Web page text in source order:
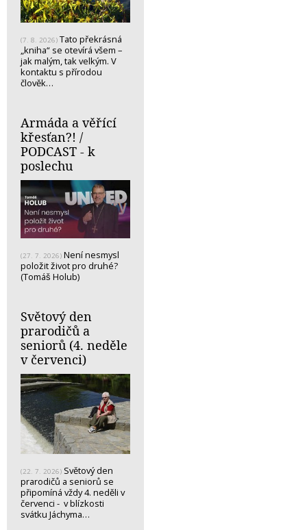
(7. 8. 2026) Tato překrásná
„kniha“ se otevírá všem –
jak malým, tak velkým. V
kontaktu s přírodou
člověk…
Armáda a věřící
křesťan?! /
PODCAST - k
poslechu
(27. 7. 2026) Není nesmysl
položit život pro druhé?
(Tomáš Holub)
Světový den
prarodičů a
seniorů (4. neděle
v červenci)
(22. 7. 2026) Světový den
prarodičů a seniorů se
připomíná vždy 4. neděli v
červenci - v blízkosti
svátku Jáchyma…